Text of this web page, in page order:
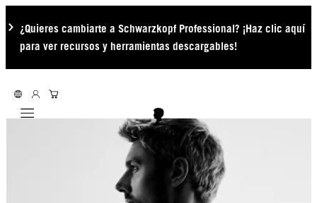
¿Quieres cambiarte a Schwarzkopf Professional? ¡Haz clic aquí
para ver recursos y herramientas descargables!
Mobile navigation